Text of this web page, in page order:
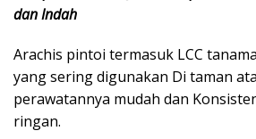
dan Indah
Arachis pintoi termasuk LCC
yang sering digunakan Di taman
perawatannya mudah dan
ringan.